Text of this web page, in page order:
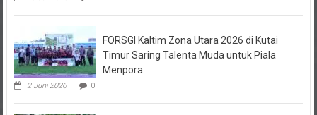
Timur Saring Talenta Muda untuk Piala
Menpora
2 Juni 2026 0